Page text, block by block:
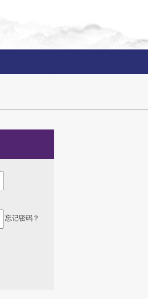
忘记密码？